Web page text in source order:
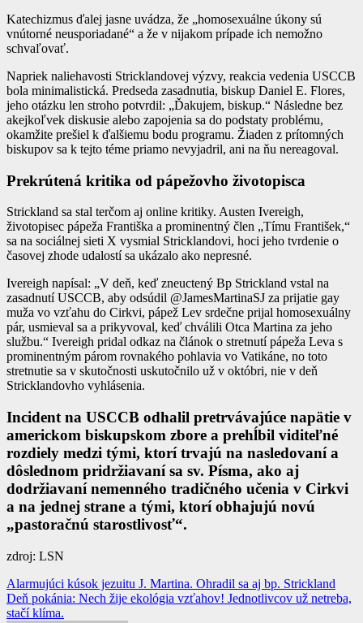
Katechizmus ďalej jasne uvádza, že „homosexuálne úkony sú
vnútorné neusporiadané“ a že v nijakom prípade ich nemožno
schvaľovať.
Napriek naliehavosti Stricklandovej výzvy, reakcia vedenia USCCB
bola minimalistická. Predseda zasadnutia, biskup Daniel E. Flores,
jeho otázku len stroho potvrdil: „Ďakujem, biskup.“ Následne bez
akejkoľvek diskusie alebo zapojenia sa do podstaty problému,
okamžite prešiel k ďalšiemu bodu programu. Žiaden z prítomných
biskupov sa k tejto téme priamo nevyjadril, ani na ňu nereagoval.
Prekrútená kritika od pápežovho životopisca
Strickland sa stal terčom aj online kritiky. Austen Ivereigh,
životopisec pápeža Františka a prominentný člen „Tímu František,“
sa na sociálnej sieti X vysmial Stricklandovi, hoci jeho tvrdenie o
časovej zhode udalostí sa ukázalo ako nepresné.
Ivereigh napísal: „V deň, keď zneuctený Bp Strickland vstal na
zasadnutí USCCB, aby odsúdil @JamesMartinaSJ za prijatie gay
muža vo vzťahu do Cirkvi, pápež Lev srdečne prijal homosexuálny
pár, usmieval sa a prikyvoval, keď chválili Otca Martina za jeho
službu.“ Ivereigh pridal odkaz na článok o stretnutí pápeža Leva s
prominentným párom rovnakého pohlavia vo Vatikáne, no toto
stretnutie sa v skutočnosti uskutočnilo už v októbri, nie v deň
Stricklandovho vyhlásenia.
Incident na USCCB odhalil pretrvávajúce napätie v
americkom biskupskom zbore a prehĺbil viditeľné
rozdiely medzi tými, ktorí trvajú na nasledovaní a
dôslednom pridržiavaní sa sv. Písma, ako aj
dodržiavaní nemenného tradičného učenia v Cirkvi
a na jednej strane a tými, ktorí obhajujú novú
„pastoračnú starostlivosť“.
zdroj: LSN
Navigácia
v
Alarmujúci kúsok jezuitu J. Martina. Ohradil sa aj bp. Strickland
Deň pokánia: Nech žije ekológia vzťahov! Jednotlivcov už netreba,
stačí klíma.